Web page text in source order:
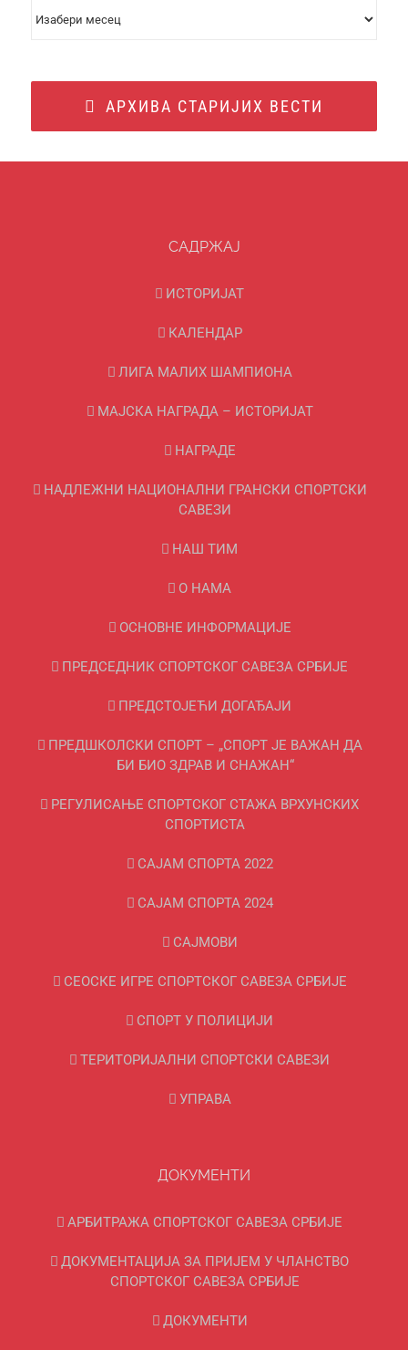
ВЕСТИ
АРХИВА СТАРИЈИХ ВЕСТИ
САДРЖАЈ
ИСТОРИЈАТ
КАЛЕНДАР
ЛИГА МАЛИХ ШАМПИОНА
МАЈСКА НАГРАДА – ИСТОРИЈАТ
НАГРАДЕ
НАДЛЕЖНИ НАЦИОНАЛНИ ГРАНСКИ СПОРТСКИ
САВЕЗИ
НАШ ТИМ
О НАМА
ОСНОВНЕ ИНФОРМАЦИЈЕ
ПРЕДСЕДНИК СПОРТСКОГ САВЕЗА СРБИЈЕ
ПРЕДСТОЈЕЋИ ДОГАЂАЈИ
ПРЕДШКОЛСКИ СПОРТ – „СПОРТ ЈЕ ВАЖАН ДА
БИ БИО ЗДРАВ И СНАЖАН“
РЕГУЛИСАЊЕ СПОРТСKОГ СТАЖА ВРХУНСKИХ
СПОРТИСТА
САЈАМ СПОРТА 2022
САЈАМ СПОРТА 2024
САЈМОВИ
СЕОСКЕ ИГРЕ СПОРТСКОГ САВЕЗА СРБИЈЕ
СПОРТ У ПОЛИЦИЈИ
ТЕРИТОРИЈАЛНИ СПОРТСКИ САВЕЗИ
УПРАВА
ДОКУМЕНТИ
АРБИТРАЖА СПОРТСКОГ САВЕЗА СРБИЈЕ
ДОКУМЕНТАЦИЈА ЗА ПРИЈЕМ У ЧЛАНСТВО
СПОРТСКОГ САВЕЗА СРБИЈЕ
ДОКУМЕНТИ